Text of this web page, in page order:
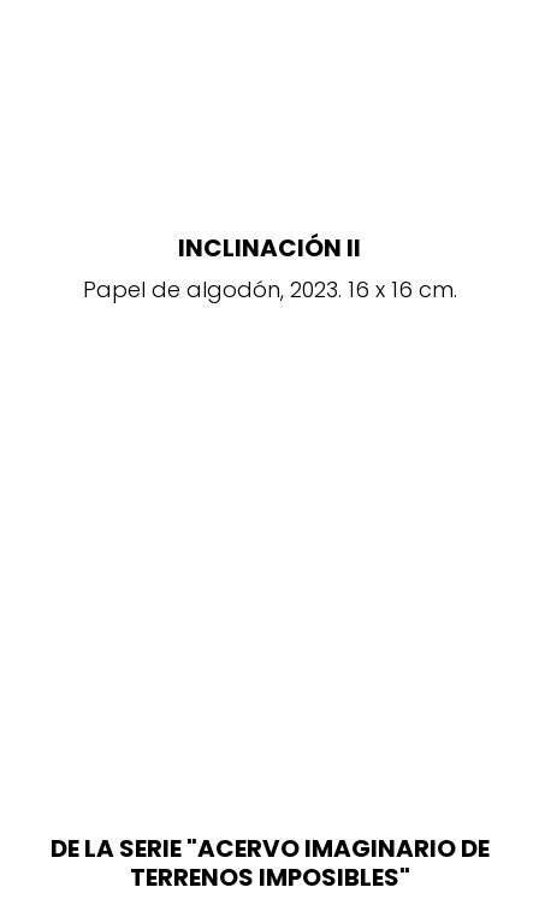
INCLINACIÓN II
Papel de algodón, 2023. 16 x 16 cm.
DE LA SERIE "ACERVO IMAGINARIO DE
TERRENOS IMPOSIBLES"